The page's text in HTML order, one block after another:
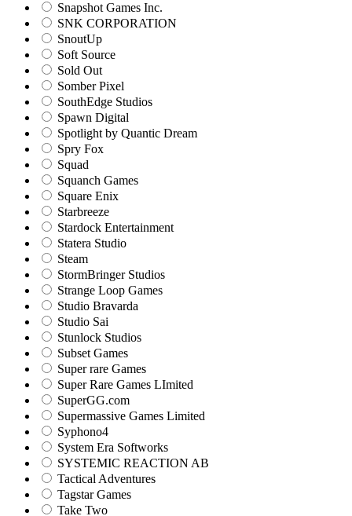
Snapshot Games Inc.
SNK CORPORATION
SnoutUp
Soft Source
Sold Out
Somber Pixel
SouthEdge Studios
Spawn Digital
Spotlight by Quantic Dream
Spry Fox
Squad
Squanch Games
Square Enix
Starbreeze
Stardock Entertainment
Statera Studio
Steam
StormBringer Studios
Strange Loop Games
Studio Bravarda
Studio Sai
Stunlock Studios
Subset Games
Super rare Games
Super Rare Games LImited
SuperGG.com
Supermassive Games Limited
Syphono4
System Era Softworks
SYSTEMIC REACTION AB
Tactical Adventures
Tagstar Games
Take Two